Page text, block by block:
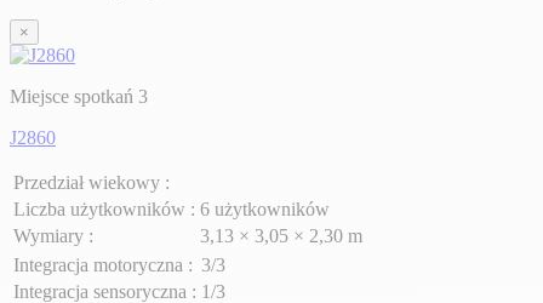
×
Miejsce spotkań 3
J2860
Przedział wiekowy :
Liczba użytkowników : 6 użytkowników
Wymiary :
3,13 × 3,05 × 2,30 m
Integracja motoryczna : 3/3
Integracja sensoryczna : 1/3